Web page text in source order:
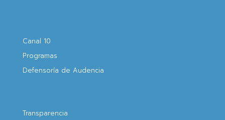
Canal 10
Programas
Defensoría de Audencia
Transparencia